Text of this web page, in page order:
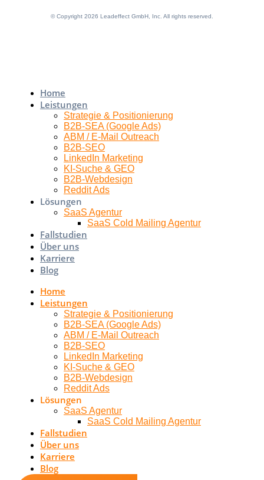
© Copyright 2026 Leadeffect GmbH, Inc. All rights reserved.
Home
Leistungen
Strategie & Positionierung
B2B-SEA (Google Ads)
ABM / E-Mail Outreach
B2B-SEO
LinkedIn Marketing
KI-Suche & GEO
B2B-Webdesign
Reddit Ads
Lösungen
SaaS Agentur
SaaS Cold Mailing Agentur
Fallstudien
Über uns
Karriere
Blog
Home
Leistungen
Strategie & Positionierung
B2B-SEA (Google Ads)
ABM / E-Mail Outreach
B2B-SEO
LinkedIn Marketing
KI-Suche & GEO
B2B-Webdesign
Reddit Ads
Lösungen
SaaS Agentur
SaaS Cold Mailing Agentur
Fallstudien
Über uns
Karriere
Blog